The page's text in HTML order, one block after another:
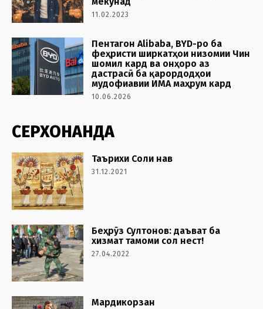
11.02.2023
Пентагон Alibaba, BYD-ро ба
феҳристи ширкатҳои низомии Чин
шомил кард ва онҳоро аз
дастрасӣ ба қарордодҳои
мудофиавии ИМА маҳрум кард
10.06.2026
СЕРХОНАНДА
Таърихи Соли нав
31.12.2021
Беҳрӯз Султонов: даъват ба
хизмат тамоми сол нест!
27.04.2022
Мардикорзан